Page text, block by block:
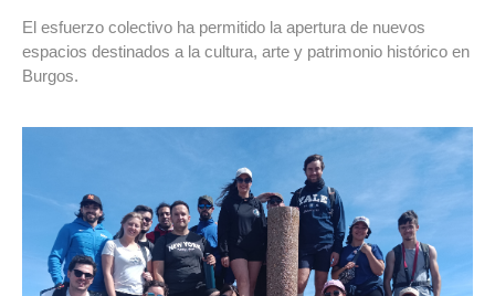
El esfuerzo colectivo ha permitido la apertura de nuevos
espacios destinados a la cultura, arte y patrimonio histórico en
Burgos.